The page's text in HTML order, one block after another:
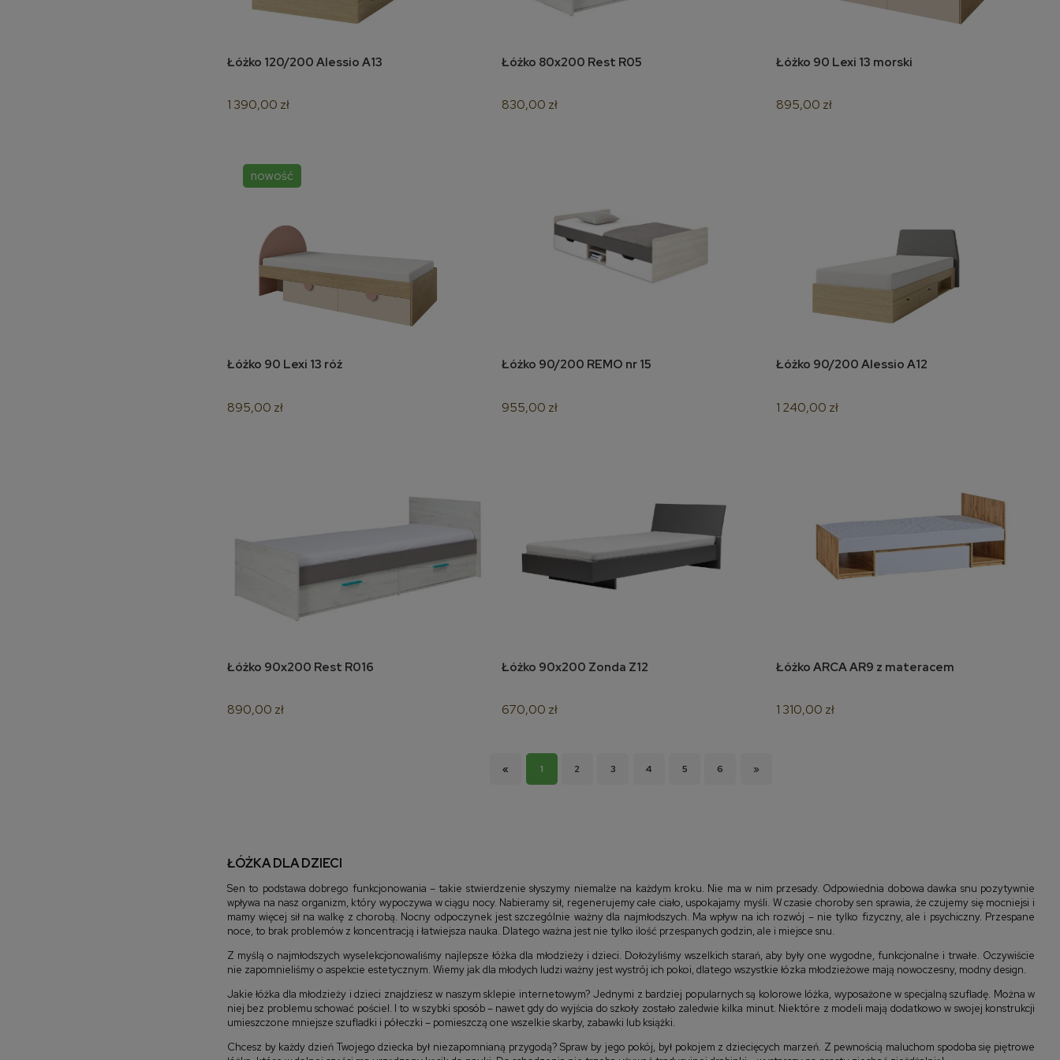
do koszyka
Łóżko 120/200 Alessio A13
1 390,00 zł
do koszyka
Łóżko 80x200 Rest R05
830,00 zł
do koszyka
Łóżko 90 Lexi 13 morski
895,00 zł
do koszyka
Łóżko 90 Lexi 13 róż
895,00 zł
nowość
do koszyka
Łóżko 90/200 REMO nr 15
955,00 zł
do koszyka
Łóżko 90/200 Alessio A12
1 240,00 zł
do koszyka
Łóżko 90x200 Rest R016
890,00 zł
do koszyka
Łóżko 90x200 Zonda Z12
670,00 zł
do koszyka
Łóżko ARCA AR9 z materacem
1 310,00 zł
« 1 2 3 4 5 6 »
ŁÓŻKA DLA DZIECI
Sen to podstawa dobrego funkcjonowania – takie stwierdzenie słyszymy niemalże na każdym kroku. Nie ma w nim przesady. Odpowiednia dobowa dawka snu pozytywnie
wpływa na nasz organizm, który wypoczywa w ciągu nocy. Nabieramy sił, regenerujemy całe ciało, uspokajamy myśli. W czasie choroby sen sprawia, że czujemy się mocniejsi i
mamy więcej sił na walkę z chorobą. Nocny odpoczynek jest szczególnie ważny dla najmłodszych. Ma wpływ na ich rozwój – nie tylko fizyczny, ale i psychiczny. Przespane
noce, to brak problemów z koncentracją i łatwiejsza nauka. Dlatego ważna jest nie tylko ilość przespanych godzin, ale i miejsce snu.
Z myślą o najmłodszych wyselekcjonowaliśmy najlepsze łóżka dla młodzieży i dzieci. Dołożyliśmy wszelkich starań, aby były one wygodne, funkcjonalne i trwałe. Oczywiście
nie zapomnieliśmy o aspekcie estetycznym. Wiemy jak dla młodych ludzi ważny jest wystrój ich pokoi, dlatego wszystkie łózka młodzieżowe mają nowoczesny, modny design.
Jakie łóżka dla młodzieży i dzieci znajdziesz w naszym sklepie internetowym? Jednymi z bardziej popularnych są kolorowe lóżka, wyposażone w specjalną szufladę. Można w
niej bez problemu schować pościel. I to w szybki sposób – nawet gdy do wyjścia do szkoły zostało zaledwie kilka minut. Niektóre z modeli mają dodatkowo w swojej konstrukcji
umieszczone mniejsze szufladki i półeczki – pomieszczą one wszelkie skarby, zabawki lub książki.
Chcesz by każdy dzień Twojego dziecka był niezapomnianą przygodą? Spraw by jego pokój, był pokojem z dziecięcych marzeń. Z pewnością maluchom spodoba się piętrowe